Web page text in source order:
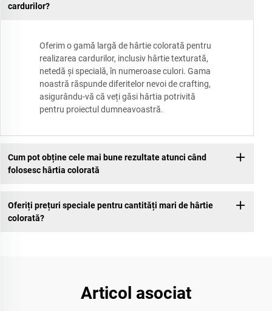
cardurilor?
Oferim o gamă largă de hârtie colorată pentru
realizarea cardurilor, inclusiv hârtie texturată,
netedă și specială, în numeroase culori. Gama
noastră răspunde diferitelor nevoi de crafting,
asigurându-vă că veți găsi hârtia potrivită
pentru proiectul dumneavoastră.
Cum pot obține cele mai bune rezultate atunci când
folosesc hârtia colorată
Oferiți prețuri speciale pentru cantități mari de hârtie
colorată?
Articol asociat